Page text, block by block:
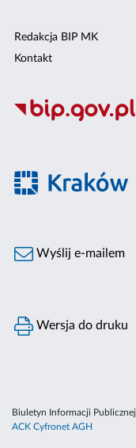
Redakcja BIP MK
Kontakt
Wyślij e-mailem
Wersja do druku
Biuletyn Informacji
ACK Cyfronet AGH